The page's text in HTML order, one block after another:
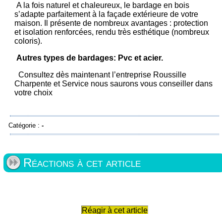
A la fois naturel et chaleureux, le bardage en bois
s’adapte parfaitement à la façade extérieure de votre
maison. Il présente de nombreux avantages : protection
et isolation renforcées, rendu très esthétique (nombreux
coloris).
Autres types de bardages: Pvc et acier.
Consultez dès maintenant l’entreprise Roussille
Charpente et Service nous saurons vous conseiller dans
votre choix
Catégorie : -
Réactions à cet article
Réagir à cet article